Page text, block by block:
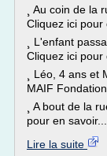
¸ Au coin de
Cliquez ici pour
¸ L'enfant
Cliquez ici pour
¸ Léo, 4 ans
MAIF
¸ A bout de la
pour en savoir...
Lire la suite